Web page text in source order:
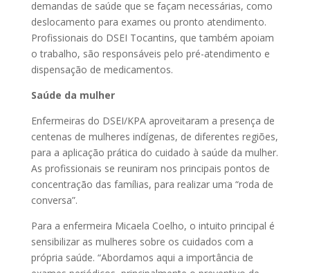
demandas de saúde que se façam necessárias, como
deslocamento para exames ou pronto atendimento.
Profissionais do DSEI Tocantins, que também apoiam
o trabalho, são responsáveis pelo pré-atendimento e
dispensação de medicamentos.
Saúde da mulher
Enfermeiras do DSEI/KPA aproveitaram a presença de
centenas de mulheres indígenas, de diferentes regiões,
para a aplicação prática do cuidado à saúde da mulher.
As profissionais se reuniram nos principais pontos de
concentração das famílias, para realizar uma “roda de
conversa”.
Para a enfermeira Micaela Coelho, o intuito principal é
sensibilizar as mulheres sobre os cuidados com a
própria saúde. “Abordamos aqui a importância de